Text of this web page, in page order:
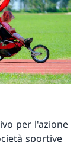
per l'azione
sportive